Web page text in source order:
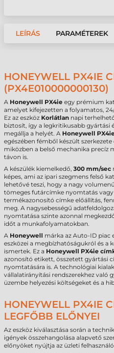
LEÍRÁS PARAMÉTEREK
HONEYWELL PX4IE
(PX4E010000000130)
A Honeywell PX4ie egy prémium
amelyet kifejezetten a folyamatos,
Ez az eszköz Korlátlan napi
biztosít, így a legkritikusabb gyártási
megállja a helyét. A Honeywell
egészében fémből készült
miközben a belső mechanika precíz
távon is.
A készülék kiemelkedő, 300 mm/sec
képes, ami az ipari szegmens felső
lehetővé teszi, hogy a nagy
tömeges futárcímke nyomtatás
termékazonosító címke előállítás,
meg. A nagysebességű
nyomtatása szinte azonnal
időt a munkafolyamatokban.
A Honeywell márka az Auto-ID piac
eszközei a megbízhatóságukról és a
ismertek. Ez a Honeywell PX4ie
azonosító etikett, összetett gyártási
nyomtatására is. A technológiai
vállalatirányítási rendszerekhez való
üzembe helyezési költségeket és a
HONEYWELL PX4IE
LEGFŐBB ELŐNYEI
Az eszköz kiválasztása során a
igények összehangolása alapvető
előnyöket nyújtja az üzleti